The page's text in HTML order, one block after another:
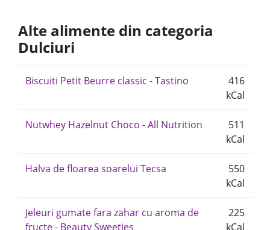
Alte alimente din categoria
Dulciuri
Biscuiti Petit Beurre classic - Tastino
416
kCal
Nutwhey Hazelnut Choco - All Nutrition
511
kCal
Halva de floarea soarelui Tecsa
550
kCal
Jeleuri gumate fara zahar cu aroma de
fructe - Beauty Sweeties
225
kCal